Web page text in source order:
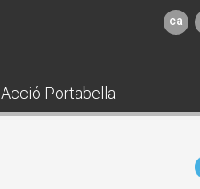
ca
Acció Portabella